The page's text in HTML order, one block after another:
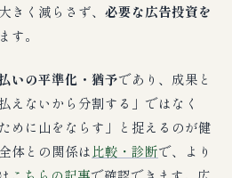
きく減らさず、 必要な広告投資を
す。
いの平準化・猶予であり、成果と
えないから分割する」ではなく
めに山をならす」と捉えるのが健
体との関係は比較・診断で、より